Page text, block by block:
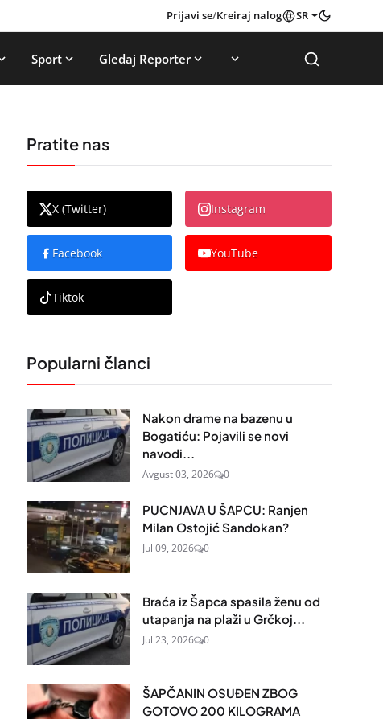
Prijavi se/Kreiraj nalog SR
Sport Gledaj Reporter
Pratite nas
X (Twitter) Instagram
Facebook YouTube
Tiktok
Popularni članci
Nakon drame na bazenu u
Bogatiću: Pojavili se novi
navodi...
Avgust 03, 2026 0
PUCNJAVA U ŠAPCU: Ranjen
Milan Ostojić Sandokan?
Jul 09, 2026 0
Braća iz Šapca spasila ženu od
utapanja na plaži u Grčkoj...
Jul 23, 2026 0
ŠAPČANIN OSUĐEN ZBOG
GOTOVO 200 KILOGRAMA